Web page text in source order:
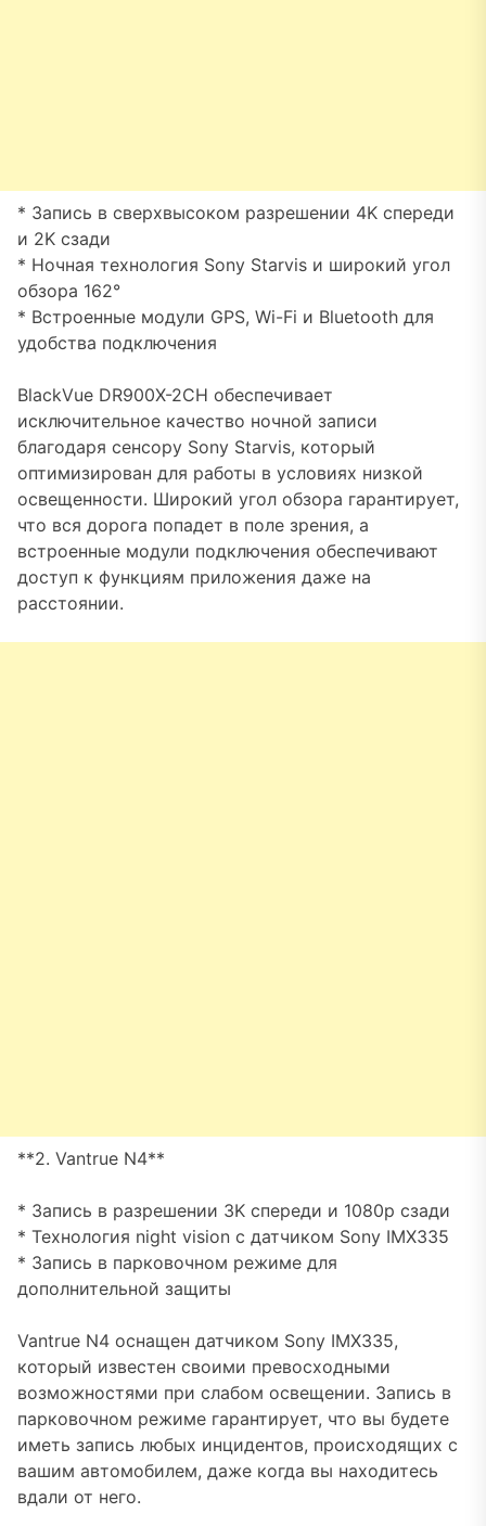
* Запись в сверхвысоком разрешении 4K спереди
и 2K сзади
* Ночная технология Sony Starvis и широкий угол
обзора 162°
* Встроенные модули GPS, Wi-Fi и Bluetooth для
удобства подключения
BlackVue DR900X-2CH обеспечивает
исключительное качество ночной записи
благодаря сенсору Sony Starvis, который
оптимизирован для работы в условиях низкой
освещенности. Широкий угол обзора гарантирует,
что вся дорога попадет в поле зрения, а
встроенные модули подключения обеспечивают
доступ к функциям приложения даже на
расстоянии.
**2. Vantrue N4**
* Запись в разрешении 3K спереди и 1080p сзади
* Технология night vision с датчиком Sony IMX335
* Запись в парковочном режиме для
дополнительной защиты
Vantrue N4 оснащен датчиком Sony IMX335,
который известен своими превосходными
возможностями при слабом освещении. Запись в
парковочном режиме гарантирует, что вы будете
иметь запись любых инцидентов, происходящих с
вашим автомобилем, даже когда вы находитесь
вдали от него.